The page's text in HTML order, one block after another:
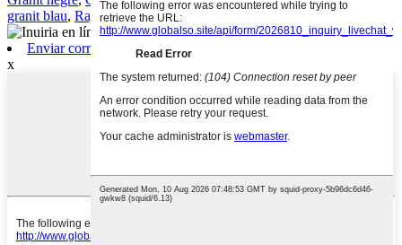
granit blau, Rajoles de paret de marbre blanc
Enviar correu electrònic
x